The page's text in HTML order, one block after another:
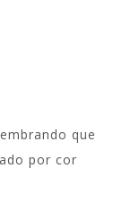
que
por cor